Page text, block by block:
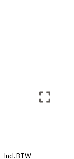
Incl. BTW